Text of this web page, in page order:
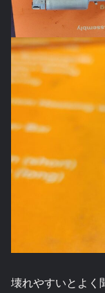
壊れやすいとよく